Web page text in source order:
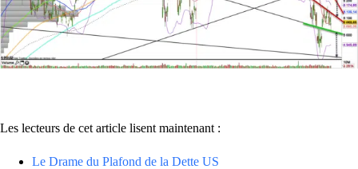
Les lecteurs de cet article lisent maintenant :
Le Drame du Plafond de la Dette US